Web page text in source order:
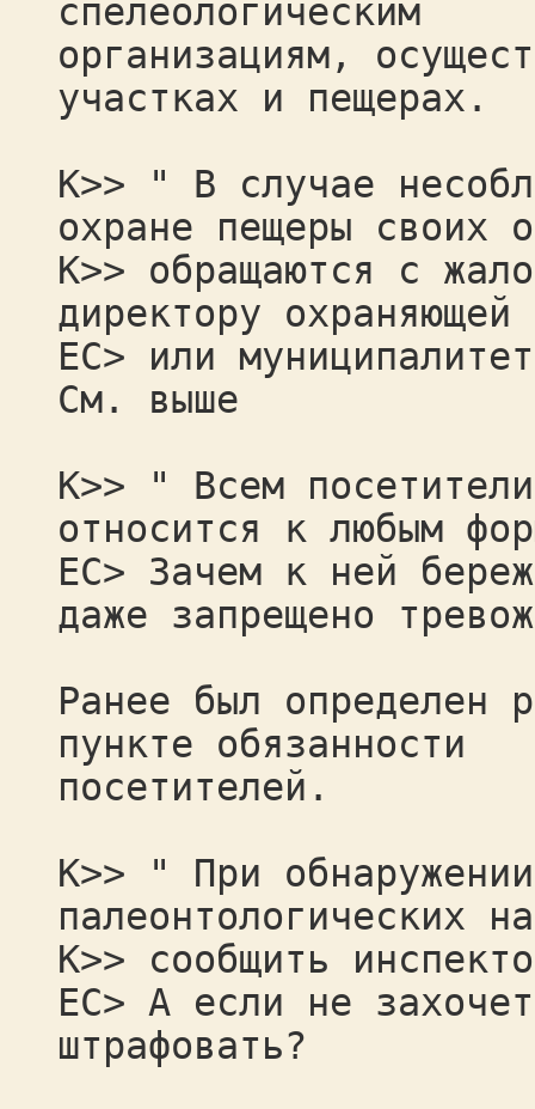
спелеологическим
организациям,
участках и пещерах.
К>> " В случае
охране пещеры своих
К>> обращаются с
директору
ЕС> или муниципалитет
См. выше
К>> " Всем
относится к любым
ЕС> Зачем к ней
даже запрещено
Ранее был определен
пункте обязанности
посетителей.
К>> " При
палеонтологических
К>> сообщить
ЕС> А если не
штрафовать?